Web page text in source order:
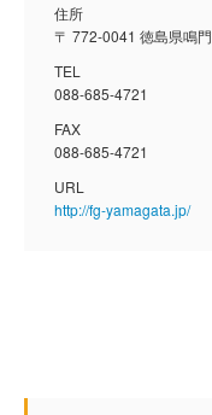
住所
〒 772-0041 徳島県鳴
TEL
088-685-4721
FAX
088-685-4721
URL
http://fg-yamagata.jp/